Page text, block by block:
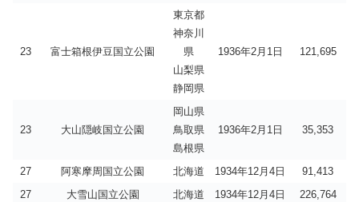
23 富士箱根伊豆国立公園
東京都
神奈川
県
山梨県
静岡県
1936年2月1日 121,695
23 大山隠岐国立公園
岡山県
鳥取県
島根県
1936年2月1日 35,353
27 阿寒摩周国立公園 北海道 1934年12月4日
91,413
27
大雪山国立公園 北海道 1934年12月4日 226,764